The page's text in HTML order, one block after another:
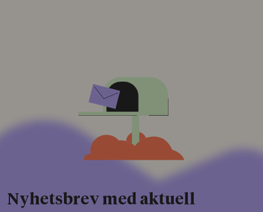
Nyhetsbrev med aktuell